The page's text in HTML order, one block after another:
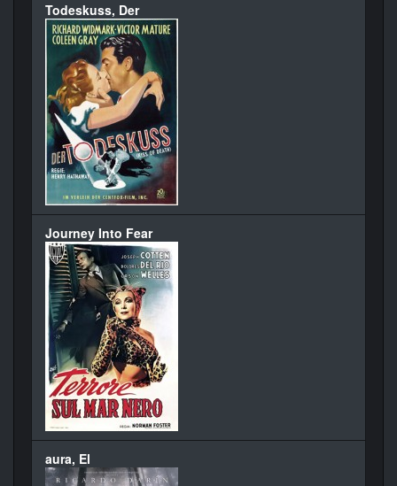
Todeskuss, Der
Journey Into Fear
aura, El